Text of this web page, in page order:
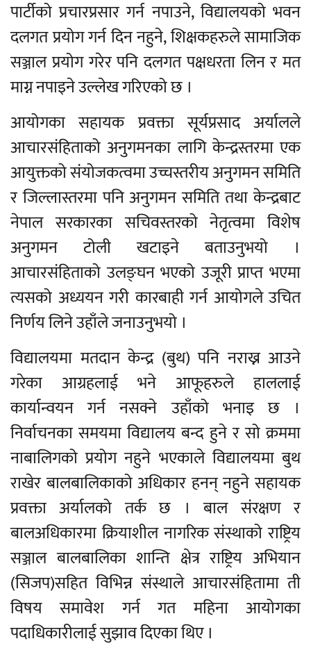
पार्टीको प्रचारप्रसार गर्न नपाउने, विद्यालयको भवन
दलगत प्रयोग गर्न दिन नहुने, शिक्षकहरुले सामाजिक
सञ्जाल प्रयोग गरेर पनि दलगत पक्षधरता लिन र मत
माग्न नपाइने उल्लेख गरिएको छ ।
आयोगका सहायक प्रवक्ता सूर्यप्रसाद अर्यालले
आचारसंहिताको अनुगमनका लागि केन्द्रस्तरमा एक
आयुक्तको संयोजकत्वमा उच्चस्तरीय अनुगमन समिति
र जिल्लास्तरमा पनि अनुगमन समिति तथा केन्द्रबाट
नेपाल सरकारका सचिवस्तरको नेतृत्वमा विशेष
अनुगमन टोली खटाइने बताउनुभयो ।
आचारसंहिताको उलङ्घन भएको उजूरी प्राप्त भएमा
त्यसको अध्ययन गरी कारबाही गर्न आयोगले उचित
निर्णय लिने उहाँले जनाउनुभयो ।
विद्यालयमा मतदान केन्द्र (बुथ) पनि नराख्न आउने
गरेका आग्रहलाई भने आफूहरुले हाललाई
कार्यान्वयन गर्न नसक्ने उहाँको भनाइ छ ।
निर्वाचनका समयमा विद्यालय बन्द हुने र सो क्रममा
नाबालिगको प्रयोग नहुने भएकाले विद्यालयमा बुथ
राखेर बालबालिकाको अधिकार हनन् नहुने सहायक
प्रवक्ता अर्यालको तर्क छ । बाल संरक्षण र
बालअधिकारमा क्रियाशील नागरिक संस्थाको राष्ट्रिय
सञ्जाल बालबालिका शान्ति क्षेत्र राष्ट्रिय अभियान
(सिजप)सहित विभिन्न संस्थाले आचारसंहितामा ती
विषय समावेश गर्न गत महिना आयोगका
पदाधिकारीलाई सुझाव दिएका थिए ।